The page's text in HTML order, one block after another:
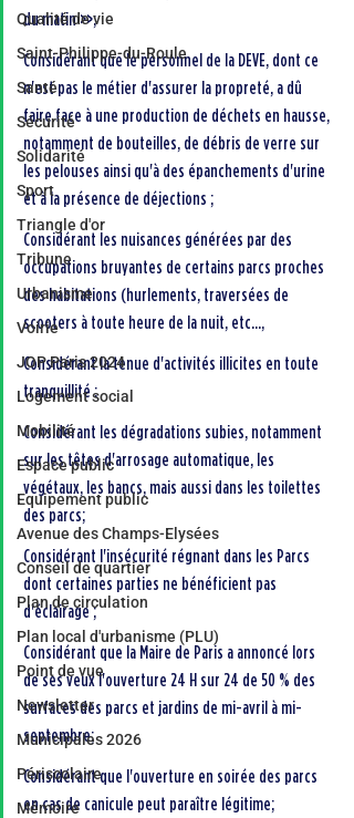
Qualité de vie
Saint-Philippe-du-Roule
Santé
Sécurité
Solidarité
Sport
Triangle d'or
Tribune
Urbanisme
Voirie
JOP Paris 2024
Logement social
Mobilité
Espace public
Equipement public
Avenue des Champs-Elysées
Conseil de quartier
Plan de circulation
Plan local d'urbanisme (PLU)
Point de vue
Newsletter
Municipales 2026
Périscolaire
Mémoire
du matin >>;
Considérant que le personnel de la DEVE, dont ce
n'est pas le métier d'assurer la propreté, a dû
faire face à une production de déchets en hausse,
notamment de bouteilles, de débris de verre sur
les pelouses ainsi qu'à des épanchements d'urine
et à la présence de déjections ;
Considérant les nuisances générées par des
occupations bruyantes de certains parcs proches
des habitations (hurlements, traversées de
scooters à toute heure de la nuit, etc...,
Considérant la tenue d'activités illicites en toute
tranquillité :
Considérant les dégradations subies, notamment
sur les têtes d'arrosage automatique, les
végétaux, les bancs, mais aussi dans les toilettes
des parcs;
Considérant l'insécurité régnant dans les Parcs
dont certaines parties ne bénéficient pas
d'éclairage ;
Considérant que la Maire de Paris a annoncé lors
de ses veux l'ouverture 24 H sur 24 de 50 % des
surfaces des parcs et jardins de mi-avril à mi-
septembre;
Considérant que l'ouverture en soirée des parcs
en cas de canicule peut paraître légitime;